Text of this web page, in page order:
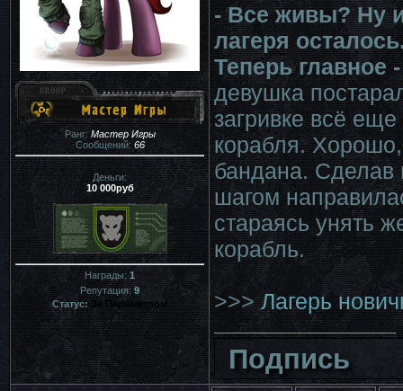
Ранг: Мастер Игры
Сообщений: 66
Деньги:
10 000руб
Награды:1
Репутация:9
Статус:
За Периметром
- Все живы? Ну
лагеря
Теперь главное
девушка
загривке всё
корабля.
бандана. Сделав
шагом
стараясь унять
корабль.
>>>Лагерь
Подпись